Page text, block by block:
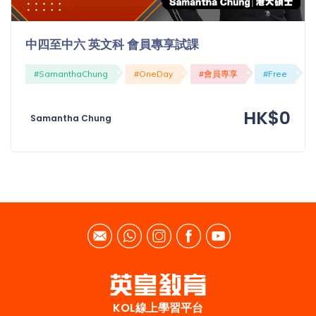
中四至中六 英文科 會員專享試課
#SamanthaChung #OneDay #會員專享 #Free
Samantha Chung HK$0
KOL線上學習平台